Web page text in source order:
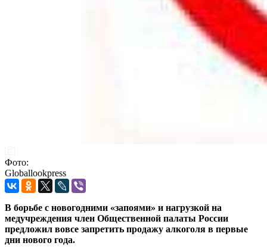
Фото:
Globallookpress
В борьбе с новогодними «запоями» и нагрузкой на
медучреждения член Общественной палаты России
предложил вовсе запретить продажу алкоголя в первые
дни нового года.